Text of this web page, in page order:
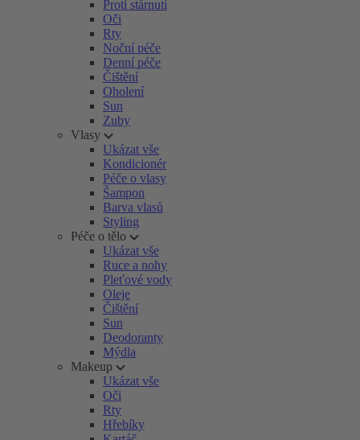
Proti stárnutí
Oči
Rty
Noční péče
Denní péče
Čištění
Oholení
Sun
Zuby
Vlasy
Ukázat vše
Kondicionér
Péče o vlasy
Šampon
Barva vlasů
Styling
Péče o tělo
Ukázat vše
Ruce a nohy
Pleťové vody
Oleje
Čištění
Sun
Deodoranty
Mýdla
Makeup
Ukázat vše
Oči
Rty
Hřebíky